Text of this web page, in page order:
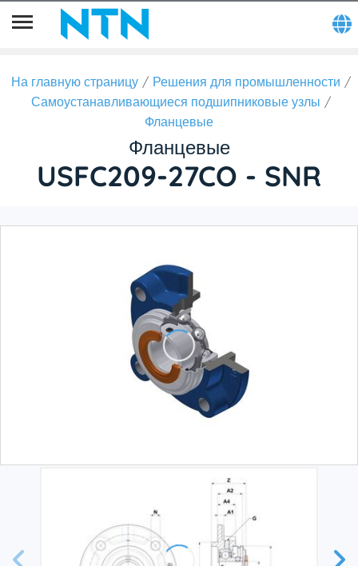
На главную страницу
Решения для промышленности
Самоустанавливающиеся подшипниковые узлы
Фланцевые
Фланцевые
USFC209-27CO - SNR